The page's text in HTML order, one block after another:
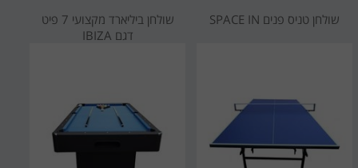
שולחן טניס פנים SPACE IN
שולחן ביליארד מקצועי 7 פיט
דגם IBIZA